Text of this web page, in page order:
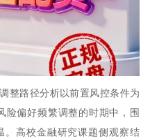
整路径分析以前置风控条件为
险偏好频繁调整的时期中，围
。高校金融研究课题侧观察结